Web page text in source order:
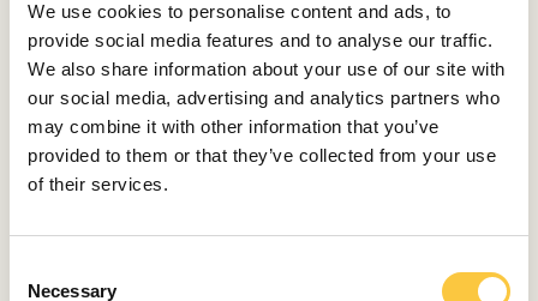
We use cookies to personalise content and ads, to
provide social media features and to analyse our traffic.
We also share information about your use of our site with
our social media, advertising and analytics partners who
may combine it with other information that you’ve
provided to them or that they’ve collected from your use
of their services.
Necessary
desempeña un papel importante en las embarcaciones
de Frauscher. Tanto la tapicería de la cabina como el
casco y la cubierta pueden elegirse según las
preferencias personales.
El primer Frauscher x Porsche 850 Fantom está pintado
en el color Porsche Oakgreen Metallic Neo y equipado
costuras 930 en Orange. Celebrará su estreno mundial
de deportes acuáticos de interior del mundo.